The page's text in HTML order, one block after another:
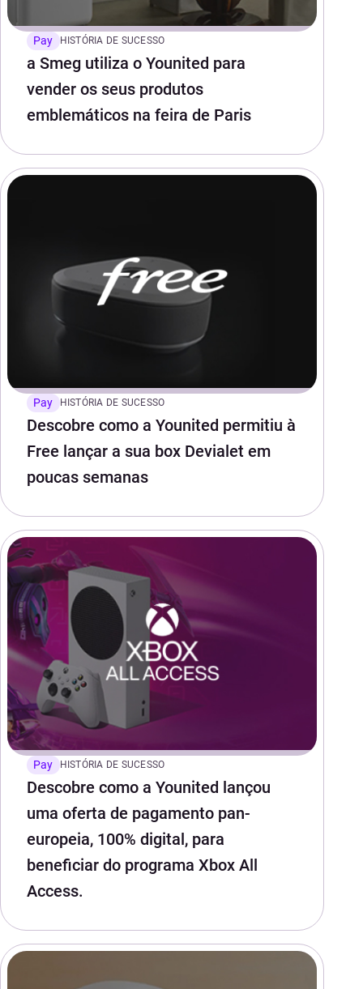
Pay HISTÓRIA DE SUCESSO
a Smeg utiliza o Younited para
vender os seus produtos
emblemáticos na feira de Paris
Pay HISTÓRIA DE SUCESSO
Descobre como a Younited permitiu à
Free lançar a sua box Devialet em
poucas semanas
Pay HISTÓRIA DE SUCESSO
Descobre como a Younited lançou
uma oferta de pagamento pan-
europeia, 100% digital, para
beneficiar do programa Xbox All
Access.